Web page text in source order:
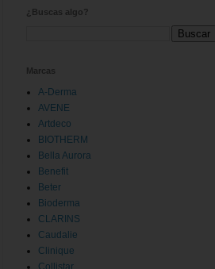
¿Buscas algo?
Marcas
A-Derma
AVENE
Artdeco
BIOTHERM
Bella Aurora
Benefit
Beter
Bioderma
CLARINS
Caudalie
Clinique
Collistar